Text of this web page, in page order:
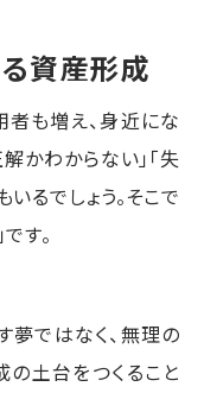
る資産形成
者も増え、身近にな
かわからない」「失
るでしょう。そこで
」です。
夢ではなく、無理の
土台をつくること